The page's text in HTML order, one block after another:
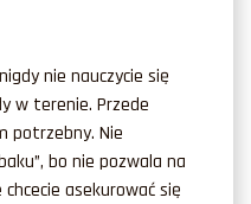
nie nauczycie się
w terenie. Przede
potrzebny. Nie
bo nie pozwala na
asekurować się